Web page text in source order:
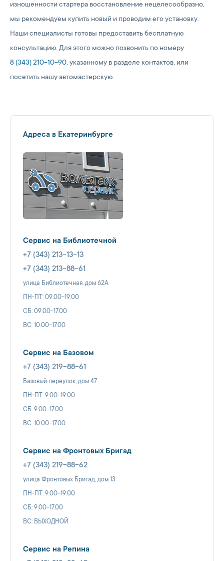
изношенности стартера восстановление нецелесообразно,
мы рекомендуем купить новый и проводим его установку.
Наши специалисты готовы предоставить бесплатную
консультацию. Для этого можно позвонить по номеру
8 (343) 210-10-90, указанному в разделе контактов, или
посетить нашу автомастерскую.
Адреса в Екатеринбурге
Сервис на Библиотечной
+7 (343) 213-13-13
+7 (343) 213-88-61
улица Библиотечная, дом 62А
ПН-ПТ: 09.00-19.00
СБ: 09.00-17.00
ВС: 10.00-17.00
Сервис на Базовом
+7 (343) 219-88-61
Базовый переулок, дом 47
ПН-ПТ: 9.00-19.00
СБ: 9.00-17.00
ВС: 10.00-17.00
Сервис на Фронтовых Бригад
+7 (343) 219-88-62
улица Фронтовых Бригад, дом 13
ПН-ПТ: 9.00-19.00
СБ: 9.00-17.00
ВС: ВЫХОДНОЙ
Сервис на Репина